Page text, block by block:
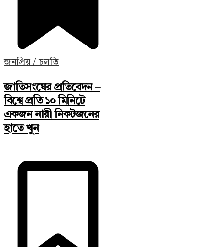
জনপ্রিয় / চলতি
জাতিসংঘের প্রতিবেদন –
বিশ্বে প্রতি ১০ মিনিটে
একজন নারী নিকটজনের
হাতে খুন